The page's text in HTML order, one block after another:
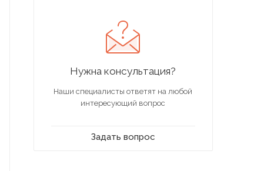
Нужна консультация?
Наши специалисты ответят на любой
интересующий вопрос
Задать вопрос